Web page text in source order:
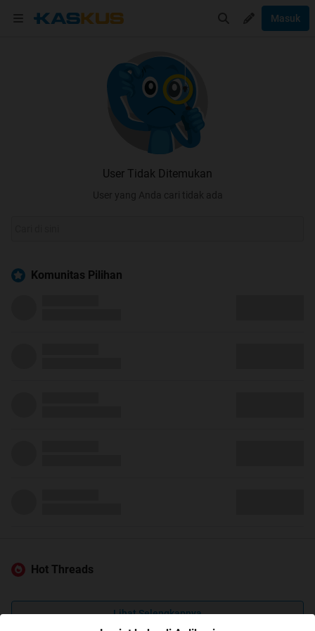
Masuk
User Tidak Ditemukan
User yang Anda cari tidak ada
Komunitas Pilihan
Hot Threads
Lihat Selengkapnya